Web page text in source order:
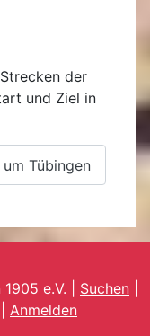
der
und Ziel in
Tübingen
e.V. | Suchen
Anmelden